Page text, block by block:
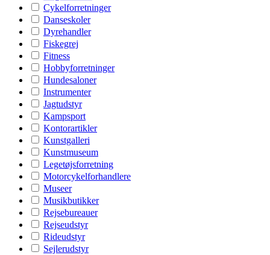
Cykelforretninger
Danseskoler
Dyrehandler
Fiskegrej
Fitness
Hobbyforretninger
Hundesaloner
Instrumenter
Jagtudstyr
Kampsport
Kontorartikler
Kunstgalleri
Kunstmuseum
Legetøjsforretning
Motorcykelforhandlere
Museer
Musikbutikker
Rejsebureauer
Rejseudstyr
Rideudstyr
Sejlerudstyr